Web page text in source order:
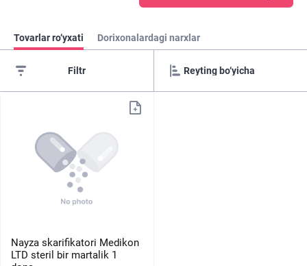
Tovarlar ro‘yxati Dorixonalardagi narxlar
Filtr
Nayza skarifikatori Medikon
LTD steril bir martalik 1